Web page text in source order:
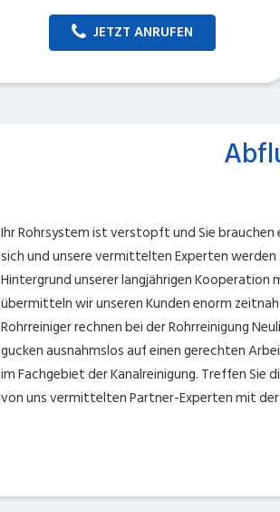
JETZT ANRUFEN
Ihr Rohrsystem ist verstopft und Sie brauchen
sich und unsere vermittelten Experten
Hintergrund unserer langjährigen
übermitteln wir unseren Kunden enorm
Rohrreiniger rechnen bei der Rohrreinigung
gucken ausnahmslos auf einen gerechten
im Fachgebiet der Kanalreinigung. Treffen Sie
von uns vermittelten Partner-Experten mit